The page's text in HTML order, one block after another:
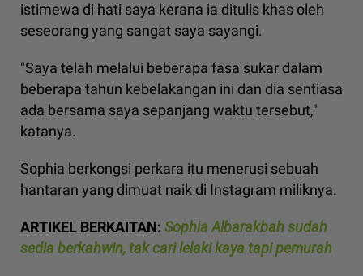
istimewa di hati saya kerana ia ditulis khas oleh
seseorang yang sangat saya sayangi.
"Saya telah melalui beberapa fasa sukar dalam
beberapa tahun kebelakangan ini dan dia sentiasa
ada bersama saya sepanjang waktu tersebut,"
katanya.
Sophia berkongsi perkara itu menerusi sebuah
hantaran yang dimuat naik di Instagram miliknya.
ARTIKEL BERKAITAN: Sophia Albarakbah sudah
sedia berkahwin, tak cari lelaki kaya tapi pemurah